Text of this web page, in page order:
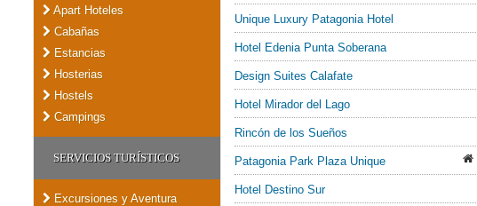
Apart Hoteles
Cabañas
Estancias
Hosterias
Hostels
Campings
SERVICIOS TURÍSTICOS
Excursiones y Aventura
Unique Luxury Patagonia Hotel
Hotel Edenia Punta Soberana
Design Suites Calafate
Hotel Mirador del Lago
Rincón de los Sueños
Patagonia Park Plaza Unique
Hotel Destino Sur